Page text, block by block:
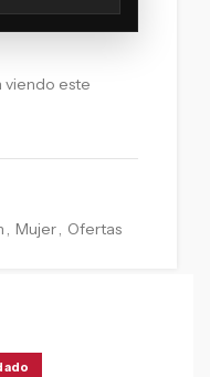
viendo este
, Mujer, Ofertas